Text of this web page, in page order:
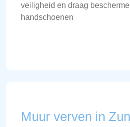
veiligheid en draag
handschoenen
Muur verven in